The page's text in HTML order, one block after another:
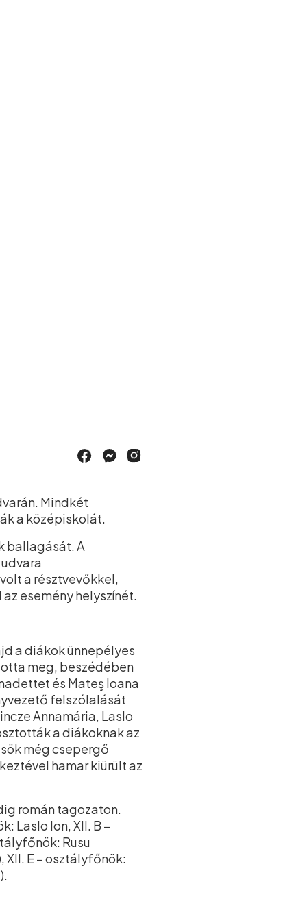
Mindkét
a középiskolát.
ballagását. A
a résztvevőkkel,
esemény helyszínét.
a diákok ünnepélyes
meg, beszédében
és Mateş Ioana
felszólalását
Annamária, Laslo
a diákoknak az
még csepergő
hamar kiürült az
román tagozaton.
Laslo Ion, XII. B –
Rusu
E – osztályfőnök: